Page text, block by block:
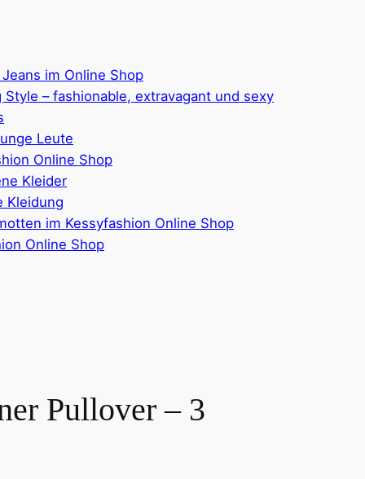
im Online Shop
Style – fashionable, extravagant und sexy
Leute
Online Shop
Kleider
Kleidung
im Kessyfashion Online Shop
Online Shop
Pullover – 3